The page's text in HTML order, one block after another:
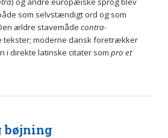
som selvstændigt ord og som
ældre stavemåde contra-
tekster; moderne dansk foretrækker
i direkte latinske citater som pro et
bøjning